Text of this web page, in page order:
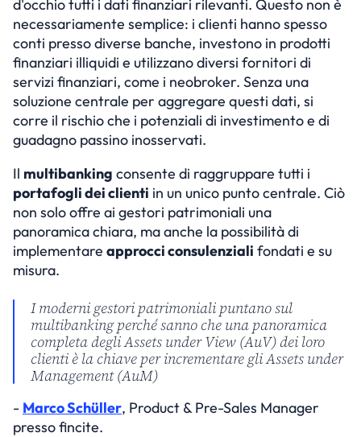
d'occhio tutti i dati finanziari rilevanti. Questo non è
necessariamente semplice: i clienti hanno spesso
conti presso diverse banche, investono in prodotti
finanziari illiquidi e utilizzano diversi fornitori di
servizi finanziari, come i neobroker. Senza una
soluzione centrale per aggregare questi dati, si
corre il rischio che i potenziali di investimento e di
guadagno passino inosservati.
Il multibanking
portafogli dei clienti in un unico punto centrale. Ciò
non solo offre ai gestori patrimoniali una
panoramica chiara, ma anche la possibilità di
implementare approcci consulenziali fondati e su
misura.
I moderni gestori patrimoniali puntano sul
multibanking perché sanno che una panoramica
completa degli Assets under View (AuV) dei loro
clienti è la chiave per incrementare gli Assets under
Management (AuM)
- Marco Schüller, Product & Pre-Sales Manager
presso fincite.